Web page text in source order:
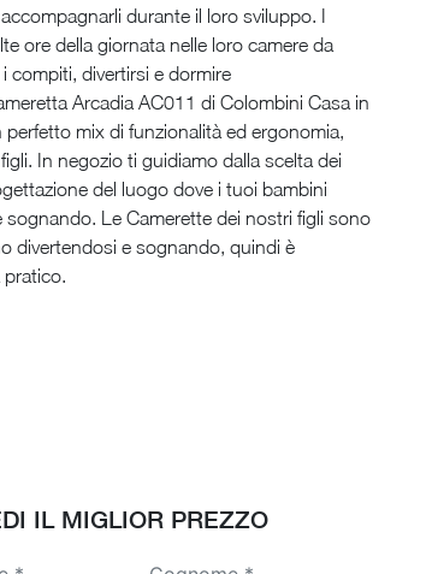
durante il loro sviluppo. I
ore della giornata nelle loro camere da
compiti, divertirsi e dormire
Arcadia AC011 di Colombini Casa in
mix di funzionalità ed ergonomia,
In negozio ti guidiamo dalla scelta dei
del luogo dove i tuoi bambini
Le Camerette dei nostri figli sono
divertendosi e sognando, quindi è
pratico.
IL MIGLIOR PREZZO